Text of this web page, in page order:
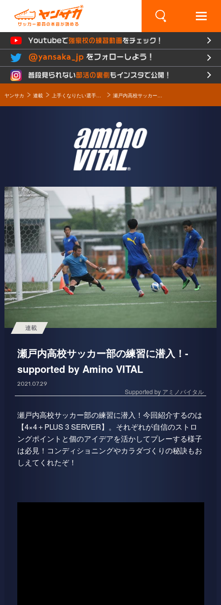
ヤンサカ 連載 上手くなりたい選手必見！コンディショニングとカラダづくりの秘訣とは!? Presented by amino VITAL 瀬戸内高校サッカー部の練習に潜入！-supported by Amino VITAL
瀬戸内高校サッカー部の練習に潜入！-
supported by Amino VITAL
連載
2021.07.29
Supported by アミノバイタル
瀬戸内高校サッカー部の練習に潜入！今回紹介するのは
【4×4＋PLUS 3 SERVER】。それぞれが自信のストロ
ングポイントと個のアイデアを活かしてプレーする様子
は必見！コンディショニングやカラダづくりの秘訣もお
しえてくれたぞ！